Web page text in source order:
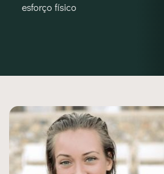
esforço físico